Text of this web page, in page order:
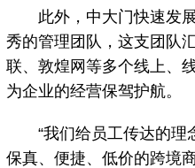
此外，中大门快速发展
秀的管理团队，这支团队
联、敦煌网等多个线上、
为企业的经营保驾护航。
“我们给员工传达的理
保真、便捷、低价的跨境